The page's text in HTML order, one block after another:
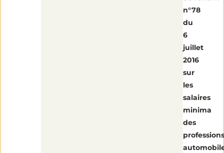
n°78
du
6
juillet
2016
sur
les
salaires
minima
des
professions